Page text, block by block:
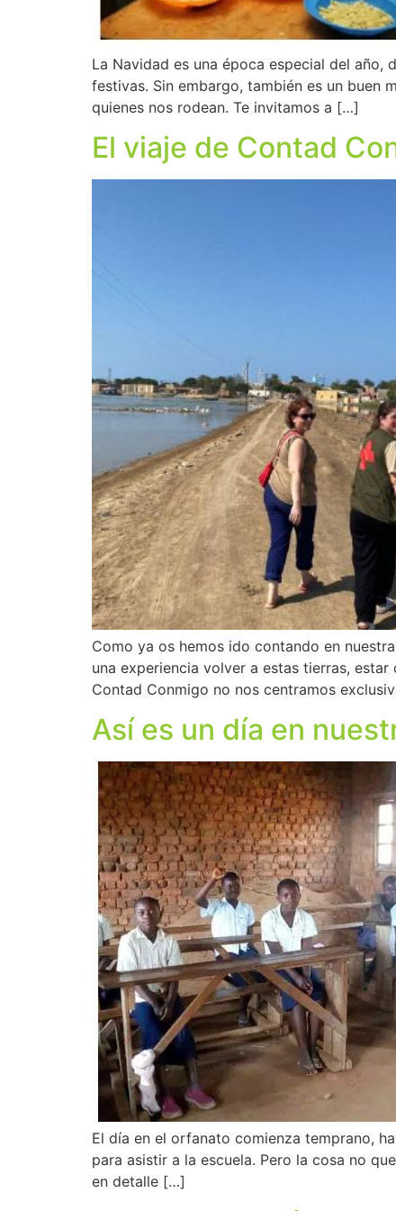
La Navidad es una época especial del año,
festivas. Sin embargo, también es un buen
quienes nos rodean. Te invitamos a […]
El viaje de Contad
Como ya os hemos ido contando en
una experiencia volver a estas tierras,
Contad Conmigo no nos centramos
Así es un día en
El día en el orfanato comienza temprano,
para asistir a la escuela. Pero la cosa no
en detalle […]